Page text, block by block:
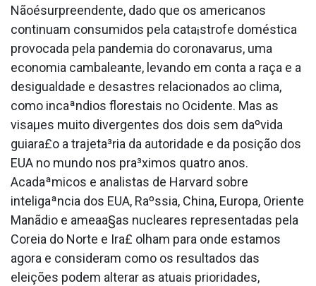
Nãoésurpreendente, dado que os americanos
continuam consumidos pela cata¡strofe doméstica
provocada pela pandemia do coronava­rus, uma
economia cambaleante, levando em conta a raça e a
desigualdade e desastres relacionados ao clima,
como incaªndios florestais no Ocidente. Mas as
visaµes muito divergentes dos dois sem daºvida
guiara£o a trajeta³ria da autoridade e da posição dos
EUA no mundo nos pra³ximos quatro anos.
Acadaªmicos e analistas de Harvard sobre
inteligaªncia dos EUA, Raºssia, China, Europa, Oriente
Manãdio e ameaa§as nucleares representadas pela
Coreia do Norte e Ira£ olham para onde estamos
agora e consideram como os resultados das
eleições podem alterar as atuais prioridades,